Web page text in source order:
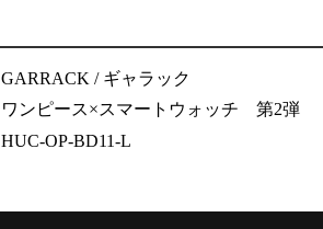
GARRACK / ギャラック
ワンピース×スマートウォッチ 第2弾
HUC-OP-BD11-L